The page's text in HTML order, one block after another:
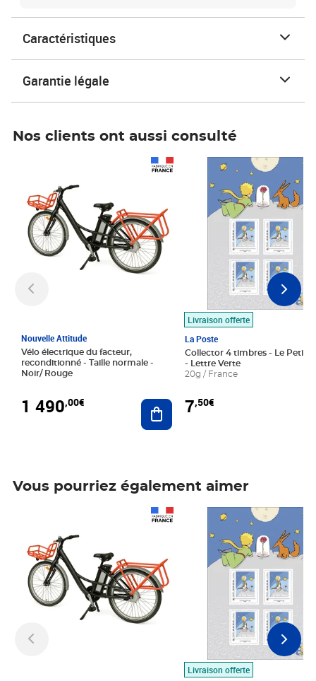
Caractéristiques
Garantie légale
Nos clients ont aussi consulté
Nouvelle Attitude
Vélo électrique du facteur,
reconditionné - Taille normale -
Noir/ Rouge
1 490,00€ Ajouter au panier
Livraison offerte
La Poste
Collector 4 timbres - Le Petit
- Lettre Verte
20g / France
7,50€
Prix 7,50€
Vous pourriez également aimer
Livraison offerte
Prix 7,50€